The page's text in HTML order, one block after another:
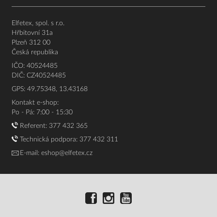
Elfetex, spol. s r.o.
Hřbitovní 31a
Plzeň 312 00
Česká republika
IČO: 40524485
DIČ: CZ40524485
GPS: 49.75348, 13.43168
Kontakt e-shop:
Po - Pá: 7:00 - 15:30
Referent: 377 432 365
Technická podpora: 377 432 311
E-mail: eshop@elfetex.cz